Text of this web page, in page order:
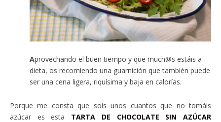
Aprovechando el buen tiempo y que much@s estáis a
dieta, os recomiendo una guarnición que también puede
ser una cena ligera, riquísima y baja en calorías.
Porque me consta que sois unos cuantos que no tomáis
azúcar es esta TARTA DE CHOCOLATE SIN AZÚCAR